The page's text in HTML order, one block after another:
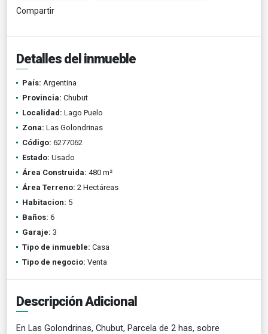
Compartir
Detalles del inmueble
País: Argentina
Provincia: Chubut
Localidad: Lago Puelo
Zona: Las Golondrinas
Código: 6277062
Estado: Usado
Área Construida: 480 m²
Área Terreno: 2 Hectáreas
Habitacion: 5
Baños: 6
Garaje: 3
Tipo de inmueble: Casa
Tipo de negocio: Venta
Descripción Adicional
En Las Golondrinas, Chubut, Parcela de 2 has, sobre